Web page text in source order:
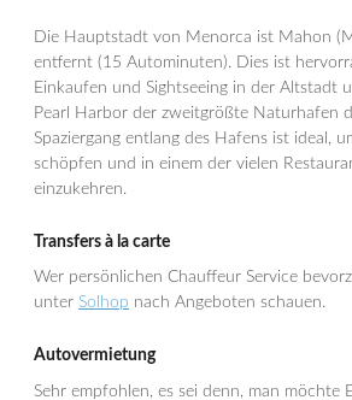
Die Hauptstadt von Menorca ist Mahon
entfernt (15 Autominuten). Dies ist
Einkaufen und Sightseeing in der Altstadt
Pearl Harbor der zweitgrößte Naturhafen
Spaziergang entlang des Hafens ist ideal,
schöpfen und in einem der vielen
einzukehren.
Transfers à la carte
Wer persönlichen Chauffeur Service
unter Solhop nach Angeboten schauen.
Autovermietung
Sehr empfohlen, es sei denn, man möchte